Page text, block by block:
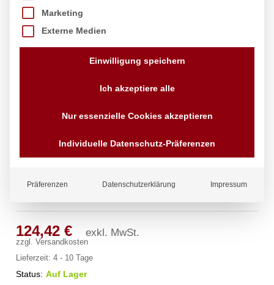
neon Wandbatterie 1/2″
124,42€ exkl. MwSt.
zzgl.Versandkosten
Lieferzeit:4 - 10 Tage
Status: Auf Lager
Marketing
Externe Medien
Einwilligung speichern
Ich akzeptiere alle
Nur essenzielle Cookies akzeptieren
Individuelle Datenschutz-Präferenzen
Präferenzen Datenschutzerklärung Impressum